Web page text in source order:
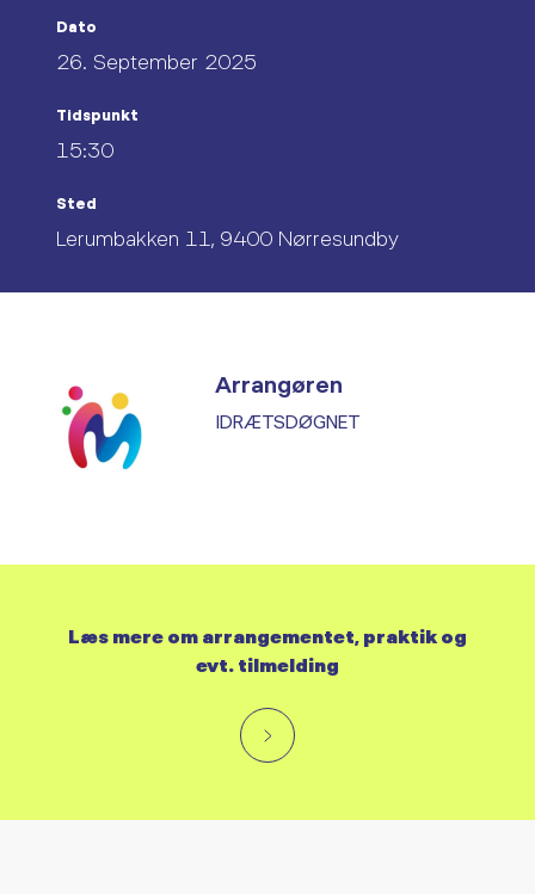
Dato
26. September 2025
Tidspunkt
15:30
Sted
Lerumbakken 11, 9400 Nørresundby
Arrangøren
IDRÆTSDØGNET
Læs mere om arrangementet, praktik og
evt. tilmelding